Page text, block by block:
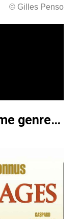
© Gilles Penso
genre…